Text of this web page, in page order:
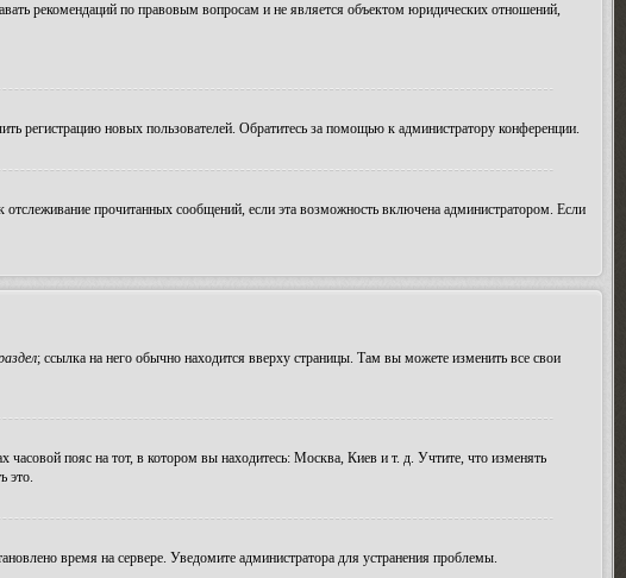
рекомендаций по правовым вопросам и не является объектом юридических отношений,
регистрацию новых пользователей. Обратитесь за помощью к администратору конференции.
прочитанных сообщений, если эта возможность включена администратором. Если
; ссылка на него обычно находится вверху страницы. Там вы можете изменить все свои
пояс на тот, в котором вы находитесь: Москва, Киев и т. д. Учтите, что изменять
это.
время на сервере. Уведомите администратора для устранения проблемы.